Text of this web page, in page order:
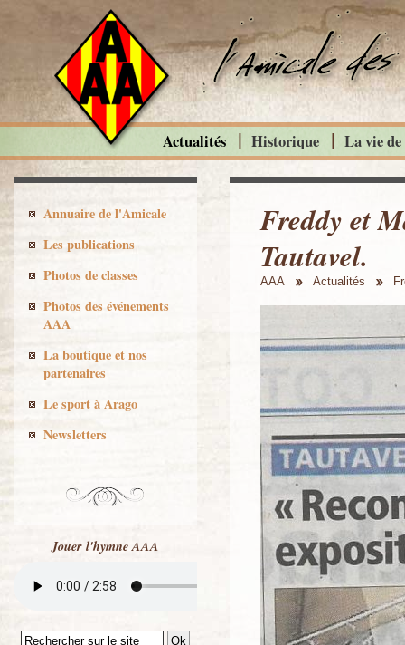
Freddy et
Tautavel.
AAA Actualités
Actualités Historique La vie
Annuaire de l'Amicale
Les publications
Photos de classes
Photos des événements
AAA
La boutique et nos
partenaires
Le sport à Arago
Newsletters
Jouer l'hymne AAA